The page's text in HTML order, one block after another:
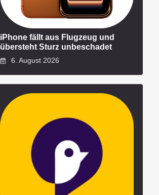
iPhone fällt aus Flugzeug und
übersteht Sturz unbeschadet
6. August 2026